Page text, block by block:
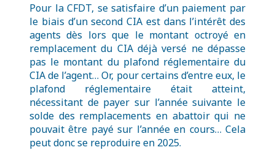
Pour la CFDT, se satisfaire d’un paiement par
le biais d’un second CIA est dans l’intérêt des
agents dès lors que le montant octroyé en
remplacement du CIA déjà versé ne dépasse
pas le montant du plafond réglementaire du
CIA de l’agent… Or, pour certains d’entre eux, le
plafond réglementaire était atteint,
nécessitant de payer sur l’année suivante le
solde des remplacements en abattoir qui ne
pouvait être payé sur l’année en cours… Cela
peut donc se reproduire en 2025.